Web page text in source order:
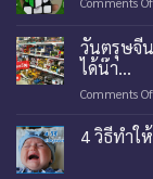
วันตรุษจี
ได้น๊า…
Comments
4 วิธีทำใ